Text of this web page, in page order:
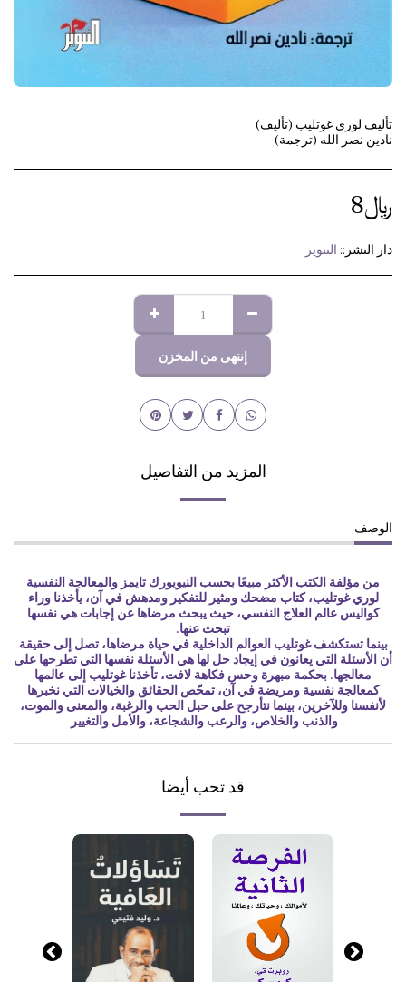
نادين نصر الله (ترجمة)
﷼8
دار النشر:: التنوير
إنتهى من المخزن
المزيد من التفاصيل
الوصف
من مؤلفة الكتب الأكثر مبيعًا بحسب النيويورك تايمز والمعالجة النفسية
لوري غوتليب، كتاب مضحك ومثير للتفكير ومدهش في آن، يأخذنا وراء
كواليس عالم العلاج النفسي، حيث يبحث مرضاها عن إجابات هي نفسها
تبحث عنها.
بينما تستكشف غوتليب العوالم الداخلية في حياة مرضاها، تصل إلى حقيقة
أن الأسئلة التي يعانون في إيجاد حل لها هي الأسئلة نفسها التي تطرحها على
معالجها. بحكمة مبهرة وحس فكاهة لافت، تأخذنا غوتليب إلى عالمها
كمعالجة نفسية ومريضة في آن، تمحّص الحقائق والخيالات التي نخبرها
لأنفسنا وللآخرين، بينما نتأرجح على حبل الحب والرغبة، والمعنى والموت،
والذنب والخلاص، والرعب والشجاعة، والأمل والتغيير
قد تحب أيضا